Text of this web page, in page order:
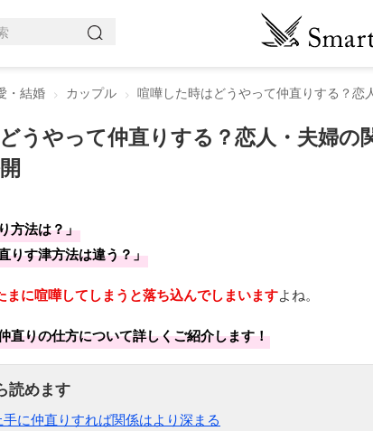
・結婚 カップル 喧嘩した時はどうやって仲直りする？恋
うやって仲直りする？恋人・夫婦の
方法は？」
りす津方法は違う？」
まに喧嘩してしまうと落ち込んでしまいますよね。
直りの仕方について詳しくご紹介します！
に仲直りすれば関係はより深まる